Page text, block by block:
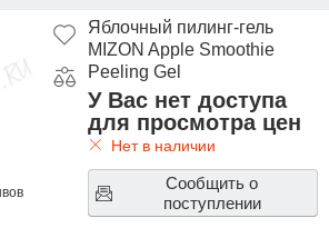
Яблочный пилинг-гель
MIZON Apple Smoothie
Peeling Gel
У Вас нет доступа
для просмотра цен
Нет в наличии
Сообщить о
поступлении